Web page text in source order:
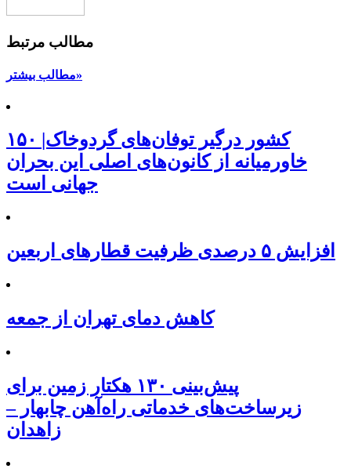
مطالب مرتبط
مطالب بیشتر»
۱۵۰ کشور درگیر توفان‌های گردوخاک|
خاورمیانه از کانون‌های اصلی این بحران
جهانی است
افزایش ۵ درصدی ظرفیت قطارهای اربعین
کاهش دمای تهران از جمعه
پیش‌بینی ۱۳۰ هکتار زمین برای
زیرساخت‌های خدماتی راه‌آهن چابهار –
زاهدان